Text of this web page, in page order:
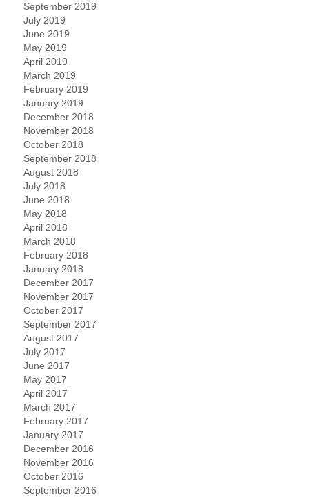
September 2019
July 2019
June 2019
May 2019
April 2019
March 2019
February 2019
January 2019
December 2018
November 2018
October 2018
September 2018
August 2018
July 2018
June 2018
May 2018
April 2018
March 2018
February 2018
January 2018
December 2017
November 2017
October 2017
September 2017
August 2017
July 2017
June 2017
May 2017
April 2017
March 2017
February 2017
January 2017
December 2016
November 2016
October 2016
September 2016